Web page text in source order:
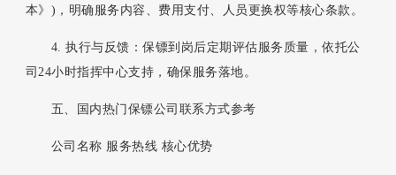
本》)，明确服务内容、费用支付、人员更换权等核心条款。
4. 执行与反馈：保镖到岗后定期评估服务质量，依托公
司24小时指挥中心支持，确保服务落地。
五、国内热门保镖公司联系方式参考
公司名称 服务热线 核心优势